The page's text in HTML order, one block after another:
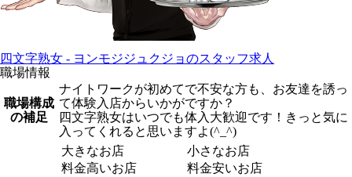
四文字熟女 - ヨンモジジュクジョのスタッフ求人
職場情報
職場構成
の補足
ナイトワークが初めてで不安な方も、お友達を誘っ
て体験入店からいかがですか？
四文字熟女はいつでも体入大歓迎です！きっと気に
入ってくれると思いますよ(^_^)
大きなお店
小さなお店
料金高いお店
料金安いお店